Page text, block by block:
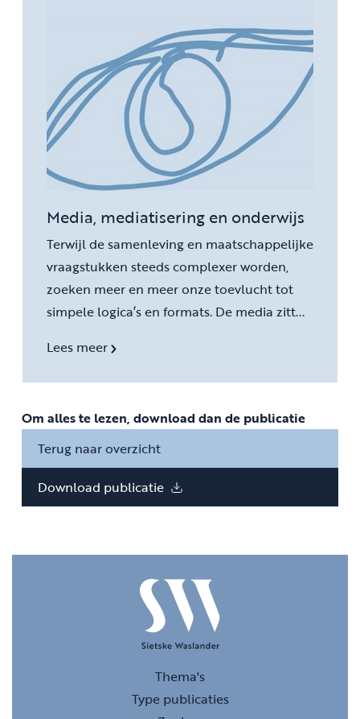
Media, mediatisering en onderwijs
Terwijl de samenleving en maatschappelijke
vraagstukken steeds complexer worden,
zoeken meer en meer onze toevlucht tot
simpele logica’s en formats. De media zitt...
Lees meer
Om alles te lezen, download dan de publicatie
Terug naar overzicht
Download publicatie
Thema's
Type publicaties